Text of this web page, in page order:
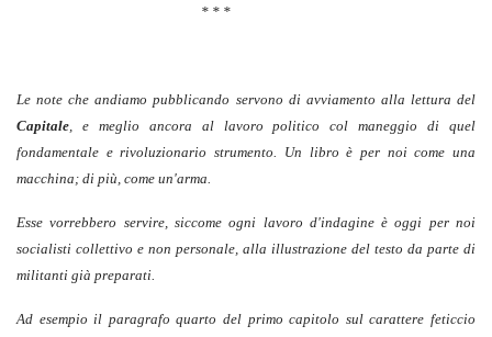
* * *
Le note che andiamo pubblicando servono di avviamento alla lettura del
Capitale, e meglio ancora al lavoro politico col maneggio di quel
fondamentale e rivoluzionario strumento. Un libro è per noi come una
macchina; di più, come un'arma.
Esse vorrebbero servire, siccome ogni lavoro d'indagine è oggi per noi
socialisti collettivo e non personale, alla illustrazione del testo da parte di
militanti già preparati.
Ad esempio il paragrafo quarto del primo capitolo sul carattere feticcio